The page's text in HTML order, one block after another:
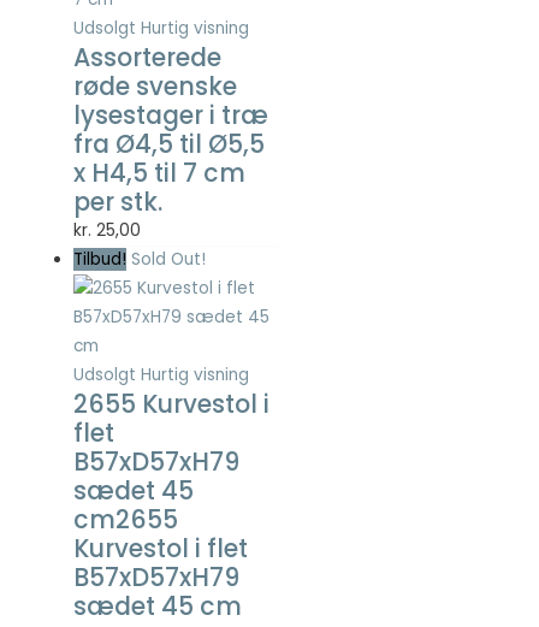
Udsolgt Hurtig visning
Assorterede
røde svenske
lysestager i træ
fra Ø4,5 til Ø5,5
x H4,5 til 7 cm
per stk.
kr. 25,00
Tilbud! Sold Out!
Udsolgt Hurtig visning
2655 Kurvestol i
flet
B57xD57xH79
sædet 45
cm2655
Kurvestol i flet
B57xD57xH79
sædet 45 cm
kan ikke fungere
ordentligt uden
disse cookies.
Statistisk
Statistisk
hjælper
webstedsejere
med at forstå,
hvordan de
besøgende
hjemmesider
ved at
indsamle og
rapportere
oplysninger
anonymt.
Oplevelse
For at vores